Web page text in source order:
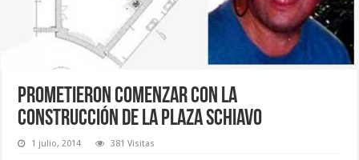
Prometieron comenzar con la
construcción de la plaza Schiavo
1 julio, 2014 381 Visitas